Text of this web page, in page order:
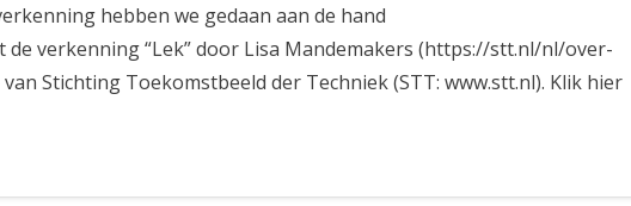
hebben we gedaan aan de hand
de verkenning “Lek” door Lisa Mandemakers (https://stt.nl/nl/over-
Stichting Toekomstbeeld der Techniek (STT: www.stt.nl). Klik hier